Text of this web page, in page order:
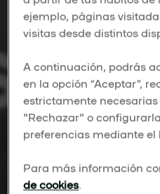
ejemplo, páginas
visitas desde distintos
A continuación, podrás
en la opción “Aceptar”,
estrictamente
"Rechazar" o
preferencias mediante el
Para más información
de cookies.